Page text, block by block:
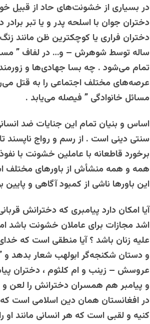
در بسیاری از خشونت‌های حاد از
دختران جوان با اسلحه پدر و یا تبر
ساله توسط شوهرش – و… در لفاف ”
تمام می‌شود . چه بسا جهادی‌ها و
عرصه‌های مختلف اجتماعی را به قتل
مسائل خانوادگی ” فیصله می‌یابد .
اساس و بنیان تمام این جنایات ضد
سنتی دینی است . از رسم و رواج
برخورد قاطعانه با عاملین خشونت با
همه و همه منشأش از باورهای مختلف
این باورها ناشی از کمبود آگاهی و
آیا امکان دارد پیامبری که دخترانش
اشد مجازات برای عاملان خشونت باشد
علیه زنان باشد ؟ آیا منطقی است که
و دستان شکنجه‌گر ابولهب شعار بدهد و
عروسش – زینب و ام کلثوم ، دختران
و پیامبر هم همسران دخترانش را لعن و
در افغانستان همان دین اسلامی است
کنیه و لقبی است که هر انسانی مانند